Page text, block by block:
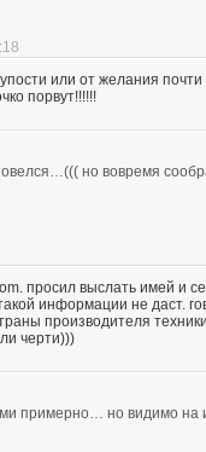
или от желания
порвут!!!!!!
но вовремя
просил выслать имей и
информации не
производителя
черти)))
примерно… но видимо на